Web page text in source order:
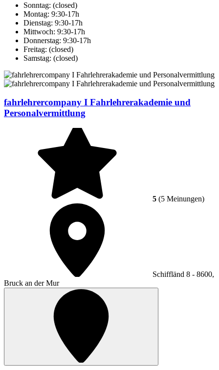
Sonntag: (closed)
Montag: 9:30-17h
Dienstag: 9:30-17h
Mittwoch: 9:30-17h
Donnerstag: 9:30-17h
Freitag: (closed)
Samstag: (closed)
fahrlehrercompany I Fahrlehrerakademie und
Personalvermittlung
5 (5 Meinungen)
Schiffländ 8 - 8600,
Bruck an der Mur